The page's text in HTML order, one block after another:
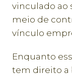
vinculado ao
meio de
vínculo
Enquanto
tem direito a